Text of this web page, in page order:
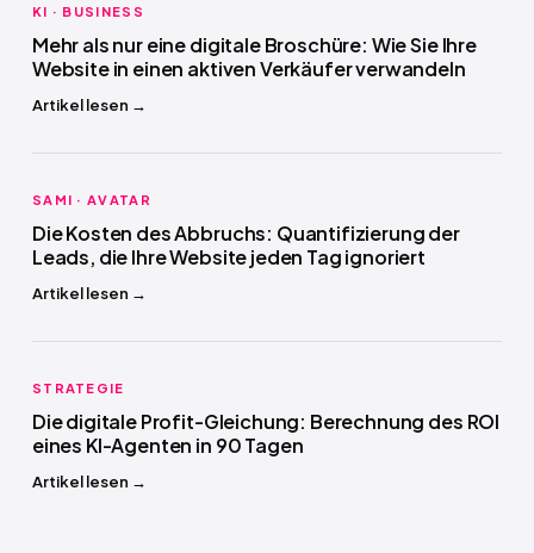
KI · BUSINESS
Mehr als nur eine digitale Broschüre: Wie Sie Ihre
Website in einen aktiven Verkäufer verwandeln
Artikel lesen →
SAMI · AVATAR
Die Kosten des Abbruchs: Quantifizierung der
Leads, die Ihre Website jeden Tag ignoriert
Artikel lesen →
STRATEGIE
Die digitale Profit-Gleichung: Berechnung des ROI
eines KI-Agenten in 90 Tagen
Artikel lesen →